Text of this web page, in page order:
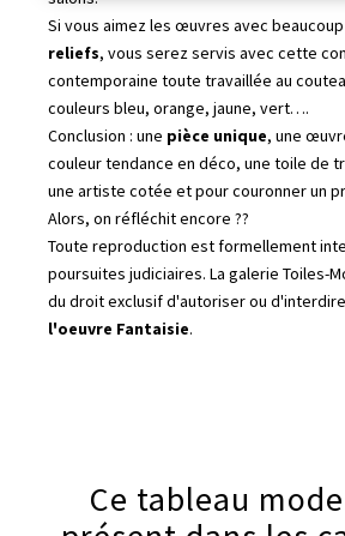
Si vous aimez les œuvres avec
reliefs, vous serez servis avec cette
contemporaine toute travaillée au
couleurs bleu, orange, jaune, vert….
Conclusion : une pièce unique, une
couleur tendance en déco, une toile de
une artiste cotée et pour couronner un
Alors, on réfléchit encore ??
Toute reproduction est formellement
poursuites judiciaires. La galerie Toiles-
du droit exclusif d'autoriser ou
l'oeuvre Fantaisie.
Ce tableau